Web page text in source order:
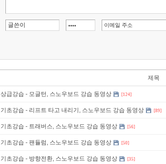
제목
상급강습 - 모글턴, 스노우보드 강습 동영상 [124]
기초강습 - 리프트 타고 내리기, 스노우보드 강습 동영상 [89]
기초강습 - 트래버스, 스노우보드 강습 동영상 [56]
기초강습 - 팬듈럼, 스노우보드 강습 동영상 [50]
기초강습 - 방향전환, 스노우보드 강습 동영상 [35]